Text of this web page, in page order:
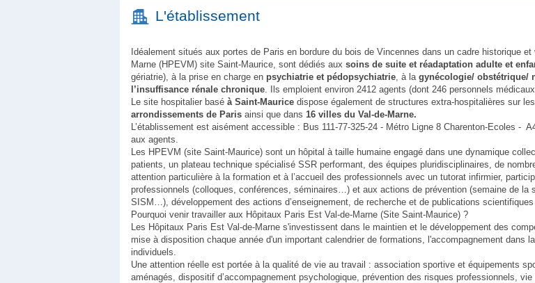
L'établissement
Idéalement situés aux portes de Paris en bordure du bois de Vincennes dans un cadre historique
Marne (HPEVM) site Saint-Maurice, sont dédiés aux soins de suite et réadaptation adulte et
gériatrie), à la prise en charge en psychiatrie et pédopsychiatrie, à la gynécologie/ obstétrique/
l’insuffisance rénale chronique. Ils emploient environ 2412 agents (dont 246 personnels
Le site hospitalier basé à Saint-Maurice dispose également de structures extra-hospitalières sur les
arrondissements de Paris ainsi que dans 16 villes du Val-de-Marne.
L’établissement est aisément accessible : Bus 111-77-325-24 - Métro Ligne 8 Charenton-Ecoles -
aux agents.
Les HPEVM (site Saint-Maurice) sont un hôpital à taille humaine engagé dans une dynamique
patients, un plateau technique spécialisé SSR performant, des équipes pluridisciplinaires, de
attention particulière à la formation et à l’accueil des professionnels avec un tutorat infirmier,
professionnels (colloques, conférences, séminaires…) et aux actions de prévention (semaine de la
SISM…), développement des actions d’enseignement, de recherche et de publications scientifiques
Pourquoi venir travailler aux Hôpitaux Paris Est Val-de-Marne (Site Saint-Maurice) ?
Les Hôpitaux Paris Est Val-de-Marne s'investissent dans le maintien et le développement des
mise à disposition chaque année d'un important calendrier de formations, l'accompagnement dans
individuels.
Une attention réelle est portée à la qualité de vie au travail : association sportive et équipements
aménagés, dispositif d’accompagnement psychologique, prévention des risques professionnels,